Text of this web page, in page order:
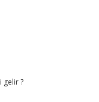
gelir ?